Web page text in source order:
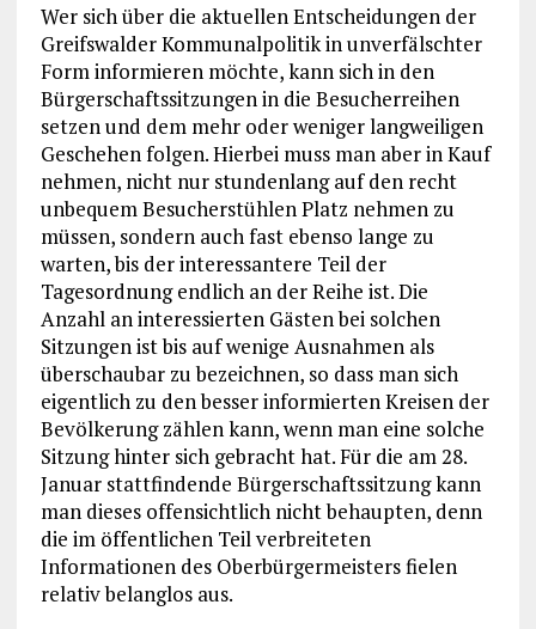
Wer sich über die aktuellen Entscheidungen der
Greifswalder Kommunalpolitik in unverfälschter
Form informieren möchte, kann sich in den
Bürgerschaftssitzungen in die Besucherreihen
setzen und dem mehr oder weniger langweiligen
Geschehen folgen. Hierbei muss man aber in Kauf
nehmen, nicht nur stundenlang auf den recht
unbequem Besucherstühlen Platz nehmen zu
müssen, sondern auch fast ebenso lange zu
warten, bis der interessantere Teil der
Tagesordnung endlich an der Reihe ist. Die
Anzahl an interessierten Gästen bei solchen
Sitzungen ist bis auf wenige Ausnahmen als
überschaubar zu bezeichnen, so dass man sich
eigentlich zu den besser informierten Kreisen der
Bevölkerung zählen kann, wenn man eine solche
Sitzung hinter sich gebracht hat. Für die am 28.
Januar stattfindende Bürgerschaftssitzung kann
man dieses offensichtlich nicht behaupten, denn
die im öffentlichen Teil verbreiteten
Informationen des Oberbürgermeisters fielen
relativ belanglos aus.